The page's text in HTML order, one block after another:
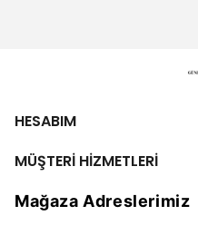
HESABIM
MÜŞTERİ HİZMETLERİ
Mağaza Adreslerimiz